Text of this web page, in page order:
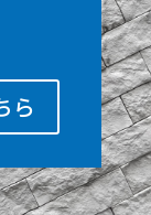
ら